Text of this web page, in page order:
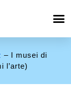
– I musei di
l’arte)